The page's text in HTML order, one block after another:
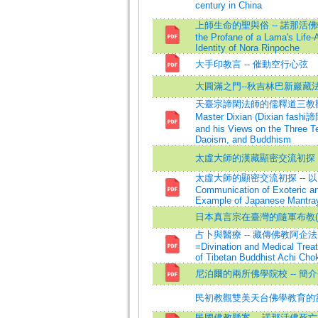
century in China
上師生命的聖與俗 -- 諾那活
the Profane of a Lama's
Identity of Nora Rinpoche
大手印教言 -- 催動空行心弦
大圓滿之門--秋吉林巴新巖藏
天臺宗諦閑法師的儒釋道三
Master Dixian (Dixian fashi
and his Views on the Three
Daoism, and Buddhism
太虛大師的漢藏顯密交流初探
太虛大師的顯密交流初探 --
Communication of Exoteric
Example of Japanese
日本真言宗在臺灣的隨軍布教
占卜與醫療 -- 藏傳佛教阿企
=Divination and Medical
of Tibetan Buddhist Achi
尼泊爾的兩所佛學院校 -- 簡
民初教觀雙美天台佛學教育的